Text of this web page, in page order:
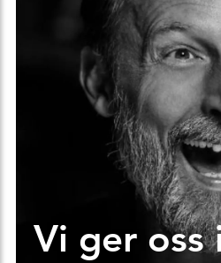
Vi ger oss